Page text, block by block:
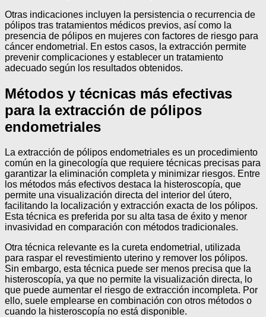
Otras indicaciones incluyen la persistencia o recurrencia de
pólipos tras tratamientos médicos previos, así como la
presencia de pólipos en mujeres con factores de riesgo para
cáncer endometrial. En estos casos, la extracción permite
prevenir complicaciones y establecer un tratamiento
adecuado según los resultados obtenidos.
Métodos y técnicas más efectivas
para la extracción de pólipos
endometriales
La extracción de pólipos endometriales es un procedimiento
común en la ginecología que requiere técnicas precisas para
garantizar la eliminación completa y minimizar riesgos. Entre
los métodos más efectivos destaca la histeroscopía, que
permite una visualización directa del interior del útero,
facilitando la localización y extracción exacta de los pólipos.
Esta técnica es preferida por su alta tasa de éxito y menor
invasividad en comparación con métodos tradicionales.
Otra técnica relevante es la cureta endometrial, utilizada
para raspar el revestimiento uterino y remover los pólipos.
Sin embargo, esta técnica puede ser menos precisa que la
histeroscopía, ya que no permite la visualización directa, lo
que puede aumentar el riesgo de extracción incompleta. Por
ello, suele emplearse en combinación con otros métodos o
cuando la histeroscopía no está disponible.